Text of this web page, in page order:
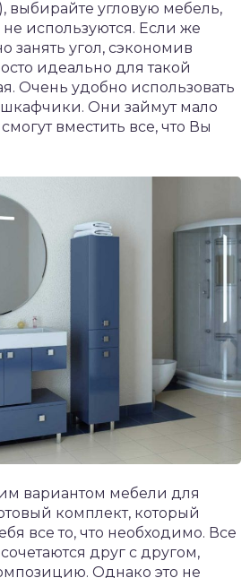
выбирайте угловую мебель,
используются. Если же
занять угол, сэкономив
идеально для такой
Очень удобно использовать
Они займут мало
вместить все, что Вы
вариантом мебели для
комплект, который
все то, что необходимо. Все
друг с другом,
Однако это не